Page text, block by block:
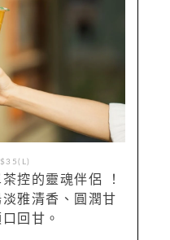
控的靈魂伴侶 ！
雅清香、圓潤甘
回甘。